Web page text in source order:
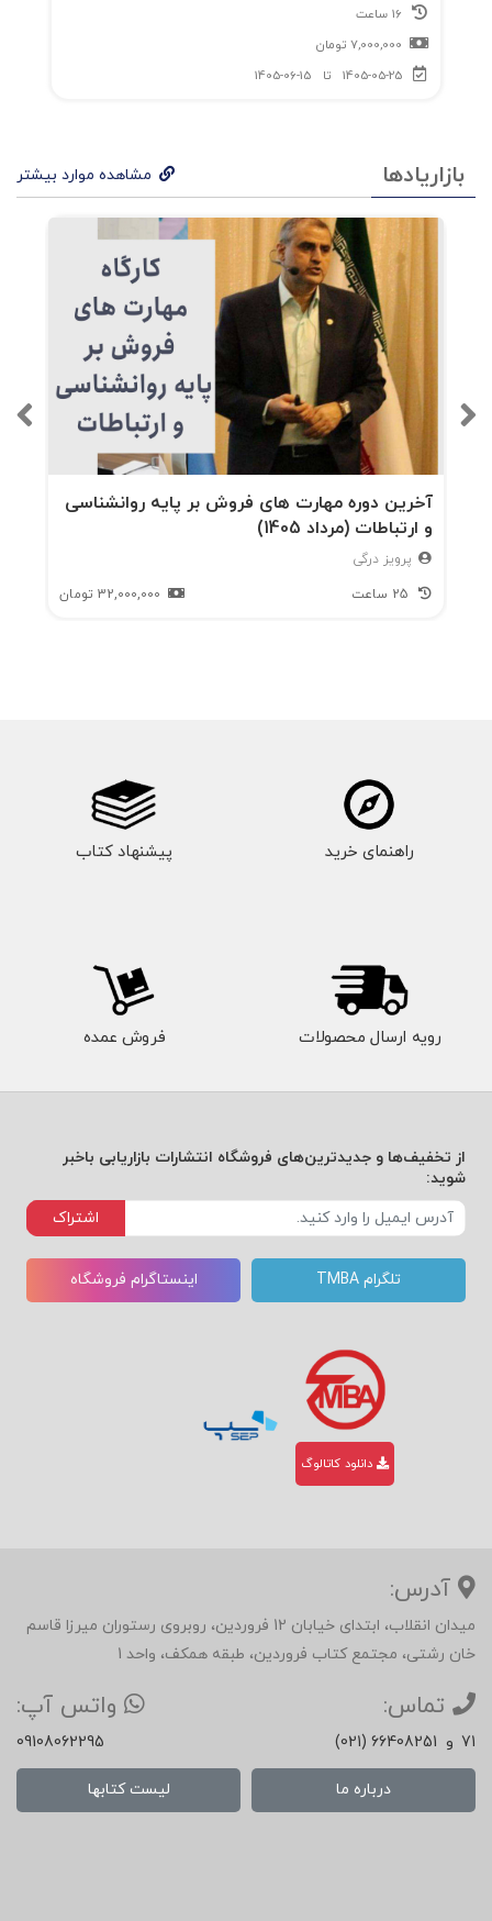
7,000,000 تومان
1405-05-25
تا 1405-06-15
بازاریادها مشاهده موارد بیشتر
آخرین دوره مهارت های فروش بر پایه روانشناسی
و ارتباطات (مرداد 1405)
پرویز درگی
32,000,000 تومان
راهنمای خرید پیشنهاد کتاب
رویه ارسال محصولات فروش عمده
از تخفیف‌ها و جدیدترین‌های فروشگاه انتشارات بازاریابی باخبر
شوید:
اشتراک
تلگرام TMBA اینستاگرام فروشگاه
دانلود کاتالوگ
آدرس:
میدان انقلاب، ابتدای خیابان 12 فروردین، روبروی رستوران میرزا قاسم
خان رشتی، مجتمع کتاب فروردین، طبقه همکف، واحد 1
تماس:
(021) 66408251 و 71
واتس آپ:
09108062295
درباره ما لیست کتابها